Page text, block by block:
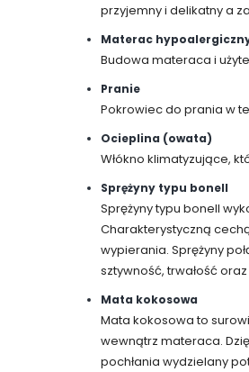
przyjemny i delikatny a
Materac
Budowa materaca i
Pranie
Pokrowiec do prania w
Ocieplina (owata)
Włókno klimatyzujące,
Sprężyny typu bonell
Sprężyny typu bonell
Charakterystyczną
wypierania. Sprężyny
sztywność, trwałość oraz
Mata kokosowa
Mata kokosowa to
wewnątrz materaca.
pochłania wydzielany